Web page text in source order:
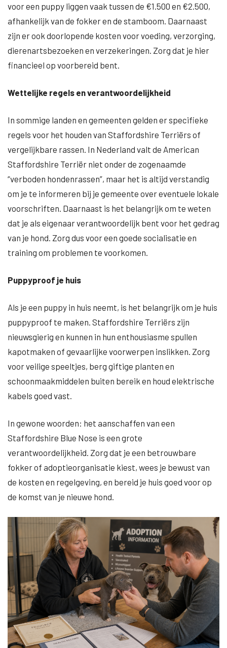
voor een puppy liggen vaak tussen de €1.500 en €2.500,
afhankelijk van de fokker en de stamboom. Daarnaast
zijn er ook doorlopende kosten voor voeding, verzorging,
dierenartsbezoeken en verzekeringen. Zorg dat je hier
financieel op voorbereid bent.
Wettelijke regels en verantwoordelijkheid
In sommige landen en gemeenten gelden er specifieke
regels voor het houden van Staffordshire Terriërs of
vergelijkbare rassen. In Nederland valt de American
Staffordshire Terriër niet onder de zogenaamde
“verboden hondenrassen”, maar het is altijd verstandig
om je te informeren bij je gemeente over eventuele lokale
voorschriften. Daarnaast is het belangrijk om te weten
dat je als eigenaar verantwoordelijk bent voor het gedrag
van je hond. Zorg dus voor een goede socialisatie en
training om problemen te voorkomen.
Puppyproof je huis
Als je een puppy in huis neemt, is het belangrijk om je huis
puppyproof te maken. Staffordshire Terriërs zijn
nieuwsgierig en kunnen in hun enthousiasme spullen
kapotmaken of gevaarlijke voorwerpen inslikken. Zorg
voor veilige speeltjes, berg giftige planten en
schoonmaakmiddelen buiten bereik en houd elektrische
kabels goed vast.
In gewone woorden: het aanschaffen van een
Staffordshire Blue Nose is een grote
verantwoordelijkheid. Zorg dat je een betrouwbare
fokker of adoptieorganisatie kiest, wees je bewust van
de kosten en regelgeving, en bereid je huis goed voor op
de komst van je nieuwe hond.